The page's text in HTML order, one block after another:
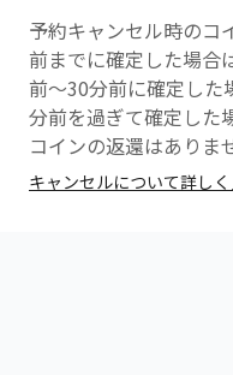
予約キャンセル時のコ
前までに確定した場合
前〜30分前に確定した
分前を過ぎて確定した
コインの返還はありま
キャンセルについて詳し